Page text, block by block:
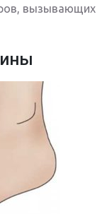
вызывающих